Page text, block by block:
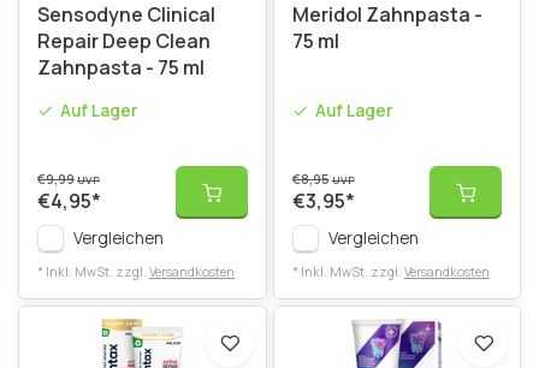
Sensodyne Clinical
Repair Deep Clean
Zahnpasta - 75 ml
Auf Lager
€9,99UVP
€4,95*
Vergleichen
* Inkl. MwSt. zzgl. Versandkosten
Meridol Zahnpasta -
75 ml
Auf Lager
€8,95UVP
€3,95*
Vergleichen
* Inkl. MwSt. zzgl. Versandkosten